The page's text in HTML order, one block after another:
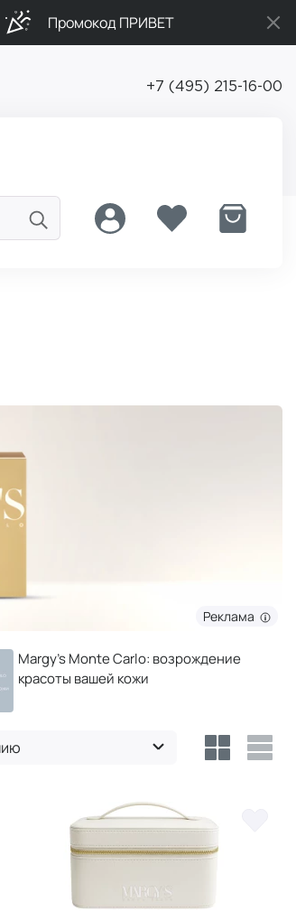
Промокод ПРИВЕТ
+7 (495) 215-16-00
Реклама
Margy's Monte Carlo: возрождение
красоты вашей кожи